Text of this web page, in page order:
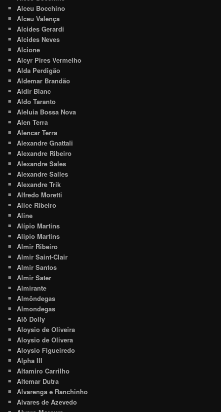
Alceu Bocchino
Alceu Valença
Alcides Gerardi
Alcides Neves
Alcione
Alcyr Pires Vermelho
Alda Perdigão
Aldemar Brandão
Aldir Blanc
Aldo Taranto
Aleluia Bossa Nova
Alen Terra
Alencar Terra
Alexandre Gnattali
Alexandre Ribeiro
Alexandre Sales
Alexandre Salles
Alexandre Trik
Alfredo Moretti
Alice Ribeiro
Aline
Alípio Martins
Alipio Martins
Almir Ribeiro
Almir Saint-Clair
Almir Santos
Almir Sater
Almirante
Almôndegas
Almondegas
Alô Dolly
Aloysio de Oliveira
Aloysio de Olivera
Aloysio Figueiredo
Alpha III
Altamiro Carrilho
Altemar Dutra
Alvarenga e Ranchinho
Alvares de Azevedo